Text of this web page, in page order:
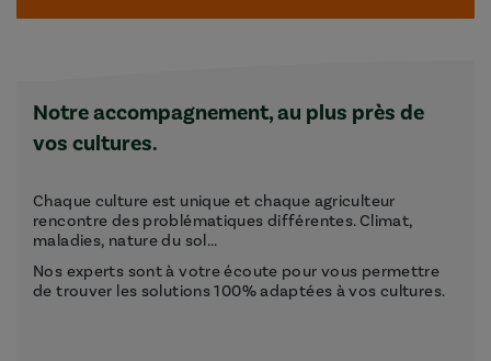
Notre accompagnement, au plus près de
vos cultures.
Chaque culture est unique et chaque agriculteur
rencontre des problématiques différentes. Climat,
maladies, nature du sol...
Nos experts sont à votre écoute pour vous permettre
de trouver les solutions 100% adaptées à vos cultures.